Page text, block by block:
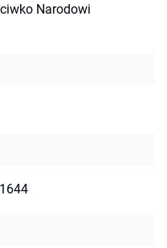
Narodowi